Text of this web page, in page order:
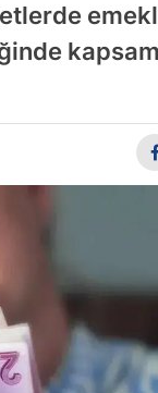
Artvin
Aydın
Burdur
Bursa